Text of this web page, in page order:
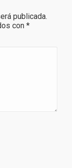
publicada.
con *